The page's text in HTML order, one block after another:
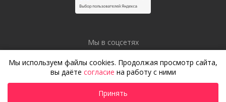
Мы в соцсетях
Мы используем файлы cookies. Продолжая просмотр сайта,
вы даёте согласие на работу с ними
Принять